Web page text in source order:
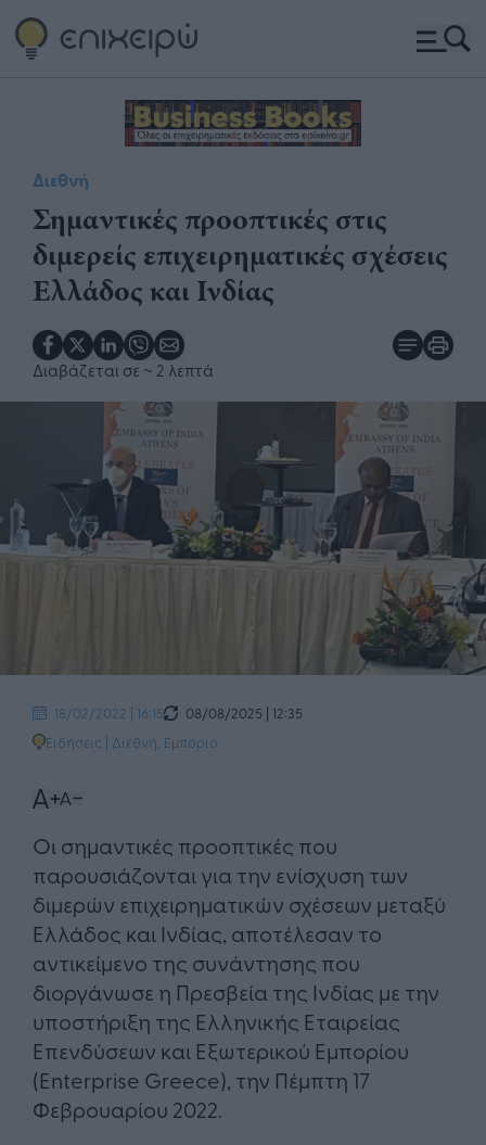
Διεθνή
Σημαντικές προοπτικές στις
διμερείς επιχειρηματικές σχέσεις
Ελλάδος και Ινδίας
Διαβάζεται σε ~ 2 λεπτά
18/02/2022 | 16:15
08/08/2025 | 12:35
Ειδήσεις | Διεθνή Εμπόριο
​Οι σημαντικές προοπτικές που
παρουσιάζονται για την ενίσχυση των
διμερών επιχειρηματικών σχέσεων μεταξύ
Ελλάδος και Ινδίας, αποτέλεσαν το
αντικείμενο της συνάντησης που
διοργάνωσε η Πρεσβεία της Ινδίας με την
υποστήριξη της Ελληνικής Εταιρείας
Επενδύσεων και Εξωτερικού Εμπορίου
(Enterprise Greece), την Πέμπτη 17
Φεβρουαρίου 2022.